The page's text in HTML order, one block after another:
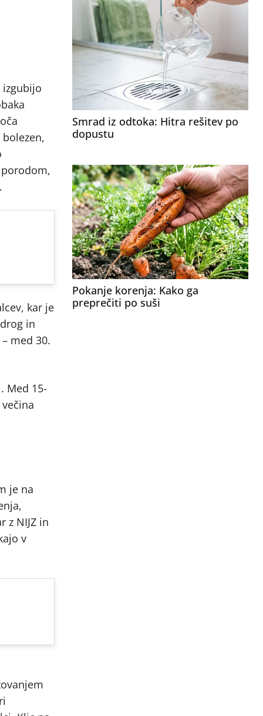
izgubijo
kar je
in
med 30.
Med 15-
je na
z NIJZ in
v
Smrad iz odtoka: Hitra rešitev po
dopustu
Pokanje korenja: Kako ga
preprečiti po suši